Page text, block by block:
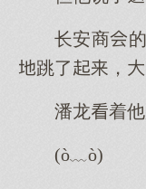
长安商的
跳了，
潘龙着
(ò﹏ò)